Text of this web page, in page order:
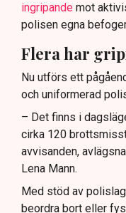
ingripande mot
polisen egna
Flera har
Nu utförs ett
och uniformerad
– Det finns i
cirka 120
avvisanden,
Lena Mann.
Med stöd av
beordra bort eller